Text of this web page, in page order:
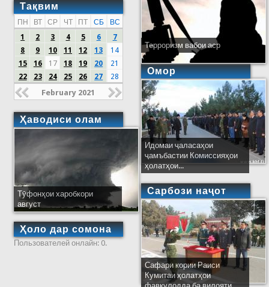
Тақвим
ПН ВТ СР ЧТ ПТ СБ
ВС
1
2 3 4 5 6
7
8
9 10 11 12 13
14
15
16 17 18 19 20
21
22
23 24 25 26 27 28
February 2021
Ҳаводиси олам
Тӯфонҳои харобкори
август
Ҳоло дар сомона
Пользователей онлайн: 0.
Терроризм вабои аср
Омор
Идомаи ҷаласаҳои
ҷамъбастии Комиссияҳои
ҳолатҳои...
Сарбози наҷот
Сафари кории Раиси
Кумитаи ҳолатҳои